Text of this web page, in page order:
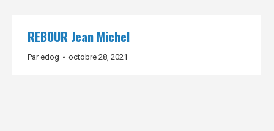
REBOUR Jean Michel
Paredog octobre 28, 2021